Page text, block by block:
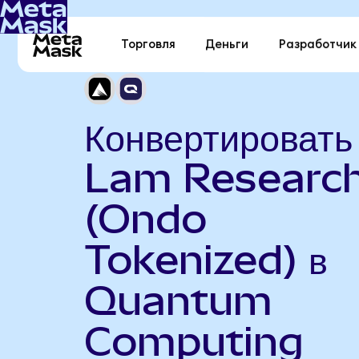
Торговля Деньги Разработчик
Конвертировать
Lam
(Ondo
Tokenized) в
Quantum
Computing